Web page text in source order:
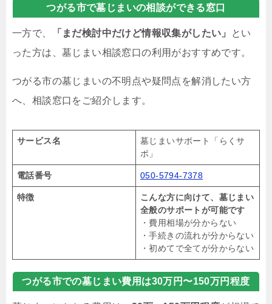
つがる市で墓じまいの相談ができる窓口
一方で、 「まだ検討中だけど情報収集がしたい」
とい
った方は、墓じまい相談窓口の利用がおすすめです。
つがる市の墓じまいの不明点や疑問点を解消したい方
へ、相談窓口をご紹介します。
サービス名
墓じまいサポート「らくサ
ポ」
電話番号 050-5794-7378
特徴
こんな方に向けて、墓じまい
全般のサポートが可能です
・費用相場が分からない
・手続きの流れが分からない
・初めてで全てが分からない
つがる市での墓じまい費用は30万円〜150万円程度